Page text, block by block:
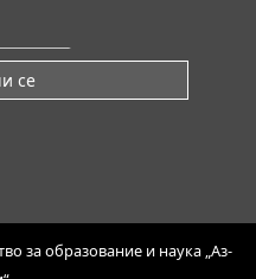
се
за образование и наука „Аз-